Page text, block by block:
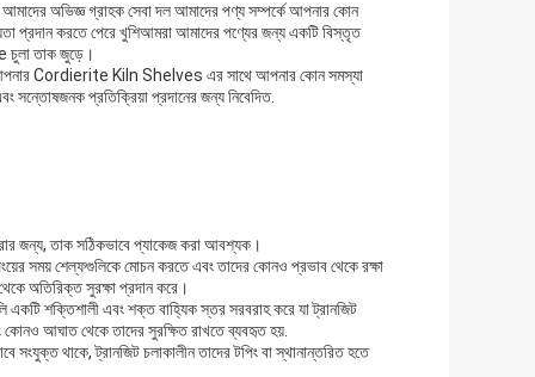
অভিজ্ঞ গ্রাহক সেবা দল আমাদের পণ্য সম্পর্কে আপনার কোন
প্রদান করতে পেরে খুশিআমরা আমাদের পণ্যের জন্য একটি বিস্তৃত
চুলা তাক জুড়ে।
আপনার Cordierite Kiln Shelves এর সাথে আপনার কোন সমস্যা
সন্তোষজনক প্রতিক্রিয়া প্রদানের জন্য নিবেদিত.
জন্য, তাক সঠিকভাবে প্যাকেজ করা আবশ্যক।
সময় শেল্ফগুলিকে মোচন করতে এবং তাদের কোনও প্রভাব থেকে রক্ষা
অতিরিক্ত সুরক্ষা প্রদান করে।
একটি শক্তিশালী এবং শক্ত বাহ্যিক স্তর সরবরাহ করে যা ট্রানজিট
কোনও আঘাত থেকে তাদের সুরক্ষিত রাখতে ব্যবহৃত হয়.
সংযুক্ত থাকে, ট্রানজিট চলাকালীন তাদের টপিং বা স্থানান্তরিত হতে